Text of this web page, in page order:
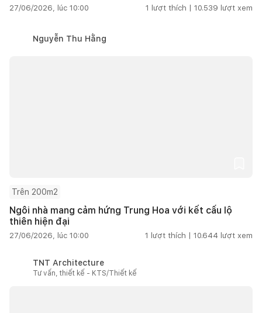
27/06/2026, lúc 10:00 1 lượt thích | 10.539 lượt xem
Nguyễn Thu Hằng
Trên 200m2
Ngôi nhà mang cảm hứng Trung Hoa với kết cấu lộ
thiên hiện đại
27/06/2026, lúc 10:00 1 lượt thích | 10.644 lượt xem
TNT Architecture
Tư vấn, thiết kế - KTS/Thiết kế